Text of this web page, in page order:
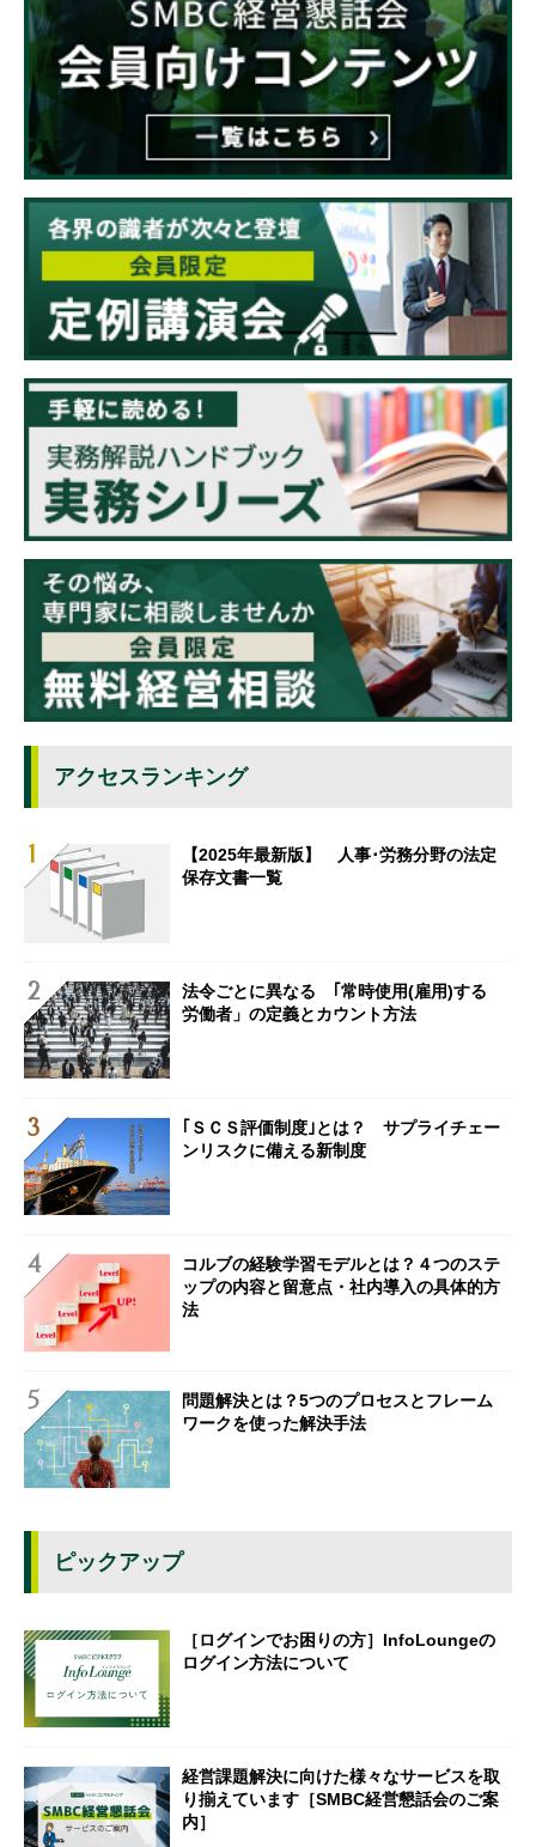
アクセスランキング
【2025年最新版】 人事･労務分野の法定
保存文書一覧
法令ごとに異なる ｢常時使用(雇用)する
労働者」の定義とカウント方法
｢ＳＣＳ評価制度｣とは？ サプライチェー
ンリスクに備える新制度
コルブの経験学習モデルとは？４つのステ
ップの内容と留意点・社内導入の具体的方
法
問題解決とは？5つのプロセスとフレーム
ワークを使った解決手法
ピックアップ
［ログインでお困りの方］InfoLoungeの
ログイン方法について
経営課題解決に向けた様々なサービスを取
り揃えています［SMBC経営懇話会のご案
内］